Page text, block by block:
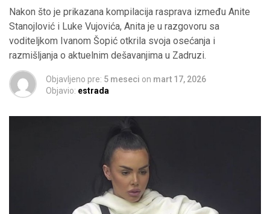
Nakon što je prikazana kompilacija rasprava između Anite
Stanojlović i Luke Vujovića, Anita je u razgovoru sa
voditeljkom Ivanom Šopić otkrila svoja osećanja i
razmišljanja o aktuelnim dešavanjima u Zadruzi.
Objavljeno pre: 5 meseci on mart 17, 2026
Objavio: estrada